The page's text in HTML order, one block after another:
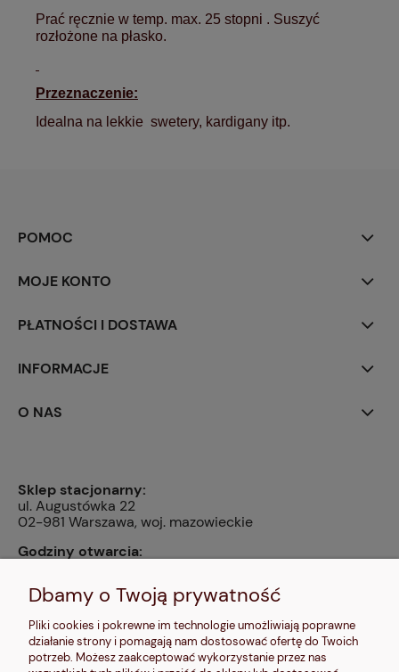
Prać ręcznie w temp. max. 25 stopni . Suszyć
rozłożone na płasko.
Przeznaczenie:
Idealna na lekkie swetery, kardigany itp.
POMOC
MOJE KONTO
PŁATNOŚCI I DOSTAWA
INFORMACJE
O NAS
Sklep stacjonarny:
ul. Augustówka 22
02-981 Warszawa, woj. mazowieckie
Godziny otwarcia:
13:00, nd: nieczynne
604 680 566,
kontakt@makalele.pl;makalele@poczta.fm
Dbamy o Twoją prywatność
Pliki cookies i pokrewne im technologie umożliwiają poprawne
działanie strony i pomagają nam dostosować ofertę do Twoich
potrzeb. Możesz zaakceptować wykorzystanie przez nas